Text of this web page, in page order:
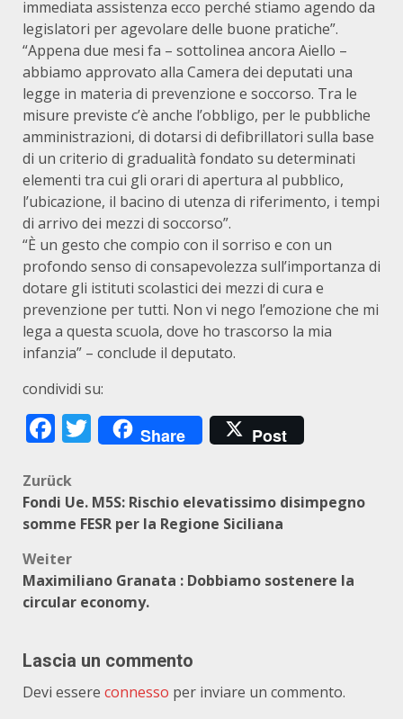
immediata assistenza ecco perché stiamo agendo da
legislatori per agevolare delle buone pratiche”.
“Appena due mesi fa – sottolinea ancora Aiello –
abbiamo approvato alla Camera dei deputati una
legge in materia di prevenzione e soccorso. Tra le
misure previste c’è anche l’obbligo, per le pubbliche
amministrazioni, di dotarsi di defibrillatori sulla base
di un criterio di gradualità fondato su determinati
elementi tra cui gli orari di apertura al pubblico,
l’ubicazione, il bacino di utenza di riferimento, i tempi
di arrivo dei mezzi di soccorso”.
“È un gesto che compio con il sorriso e con un
profondo senso di consapevolezza sull’importanza di
dotare gli istituti scolastici dei mezzi di cura e
prevenzione per tutti. Non vi nego l’emozione che mi
lega a questa scuola, dove ho trascorso la mia
infanzia” – conclude il deputato.
condividi su:
Facebook
Twitter
Share Post
Beitragsnavigation
Zurück
Fondi Ue. M5S: Rischio elevatissimo disimpegno
somme FESR per la Regione Siciliana
Weiter
Maximiliano Granata : Dobbiamo sostenere la
circular economy.
Lascia un commento
Devi essere connesso per inviare un commento.